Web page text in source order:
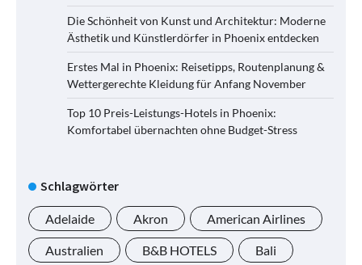
Die Schönheit von Kunst und Architektur: Moderne
Ästhetik und Künstlerdörfer in Phoenix entdecken
Erstes Mal in Phoenix: Reisetipps, Routenplanung &
Wettergerechte Kleidung für Anfang November
Top 10 Preis-Leistungs-Hotels in Phoenix:
Komfortabel übernachten ohne Budget-Stress
Schlagwörter
Adelaide Akron American Airlines
Australien B&B HOTELS Bali